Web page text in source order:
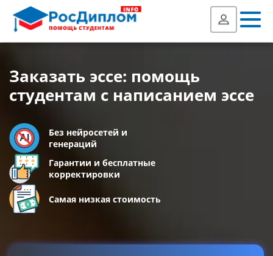
Заказать эссе: помощь
студентам с написанием эссе
Без нейросетей и
генераций
Гарантии и бесплатные
корректировки
Самая низкая стоимость